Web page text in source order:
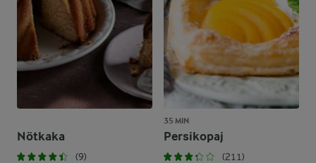
Nötkaka
(9)
35 MIN
Persikopaj
(211)